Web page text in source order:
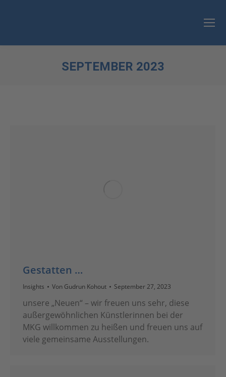
SEPTEMBER 2023
Gestatten …
Insights Von Gudrun Kohout September 27, 2023
unsere „Neuen“ – wir freuen uns sehr, diese
außergewöhnlichen Künstlerinnen bei der
MKG willkommen zu heißen und freuen uns auf
viele gemeinsame Ausstellungen.